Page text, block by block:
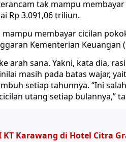
terancam tak mampu
Rp 3.091,06 triliun.
membayar cicilan
Kementerian Keuangan
arah sana. Yakni, kata dia,
masih pada batas wajar,
setiap tahunnya. “Ini
utang setiap bulannya,”
Karawang di Hotel Citra